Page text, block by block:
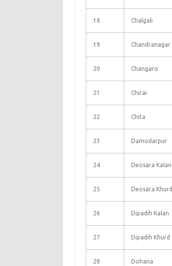
18 Chalgali
19 Chandranagar
20 Changaro
21 Chirai
22 Chita
23 Damodarpur
24 Deosara Kalan
25 Deosara Khurd
26 Dipadih Kalan
27 Dipadih Khurd
28 Dohana